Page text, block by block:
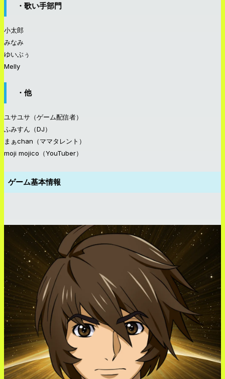
・歌い手部門
小太郎
みなみ
ゆいぶぅ
Melly
・他
ユサユサ（ゲーム配信者）
ふみすん（DJ）
まぁchan（ママタレント）
moji mojico（YouTuber）
ゲーム基本情報